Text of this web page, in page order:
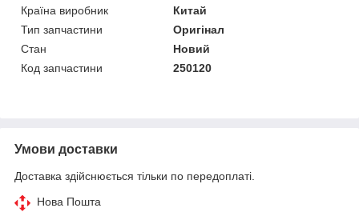
Країна виробник
Китай
Тип запчастини
Оригінал
Стан
Новий
Код запчастини
250120
Умови доставки
Доставка здійснюється тільки по передоплаті.
Нова Пошта